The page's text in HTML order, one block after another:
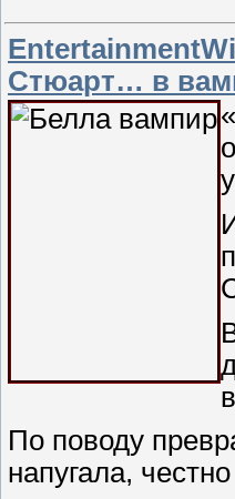
Стюарт… в
По поводу
напугала,